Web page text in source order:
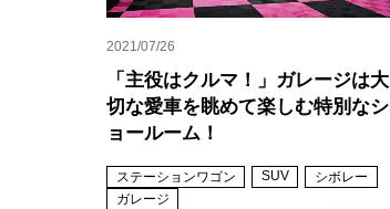
2021/07/26
「主役はクルマ！」ガレージは大
切な愛車を眺めて楽しむ特別なシ
ョールーム！
ステーションワゴン SUV
シボレー
ガレージ